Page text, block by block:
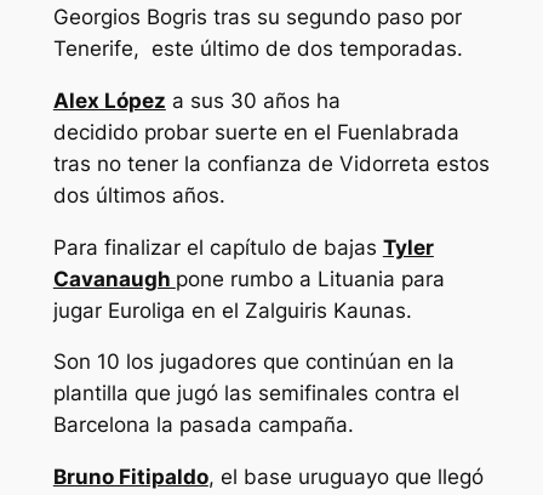
Georgios Bogris tras su segundo paso por
Tenerife, este último de dos temporadas.
Alex López a sus 30 años ha
decidido probar suerte en el Fuenlabrada
tras no tener la confianza de Vidorreta estos
dos últimos años.
Para finalizar el capítulo de bajas Tyler
Cavanaugh pone rumbo a Lituania para
jugar Euroliga en el Zalguiris Kaunas.
Son 10 los jugadores que continúan en la
plantilla que jugó las semifinales contra el
Barcelona la pasada campaña.
Bruno Fitipaldo, el base uruguayo que llegó